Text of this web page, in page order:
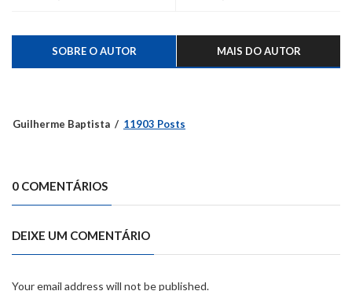
SOBRE O AUTOR MAIS DO AUTOR
Guilherme Baptista 11903 Posts
0 COMENTÁRIOS
DEIXE UM COMENTÁRIO
Your email address will not be published.